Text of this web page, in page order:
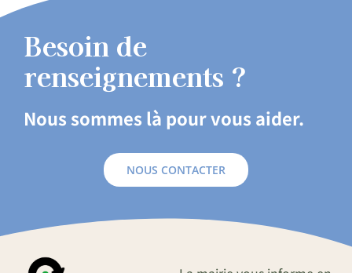
Besoin de
renseignements ?
Nous sommes là pour vous aider.
NOUS CONTACTER